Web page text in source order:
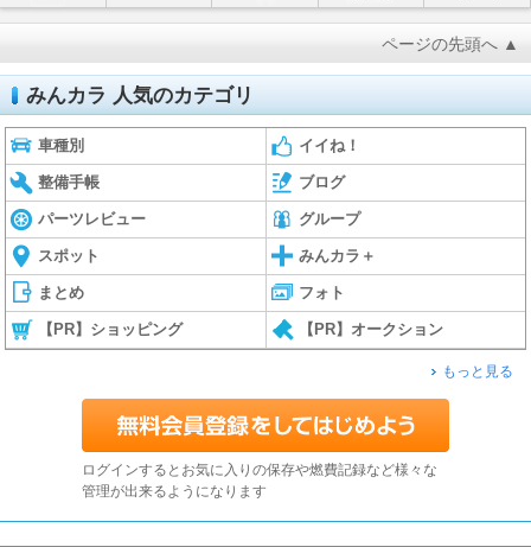
ページの先頭へ ▲
みんカラ 人気のカテゴリ
車種別 イイね！
整備手帳 ブログ
パーツレビュー グループ
スポット みんカラ＋
まとめ フォト
【PR】ショッピング 【PR】オークション
もっと見る
ログインするとお気に入りの保存や燃費記録など様々な
管理が出来るようになります